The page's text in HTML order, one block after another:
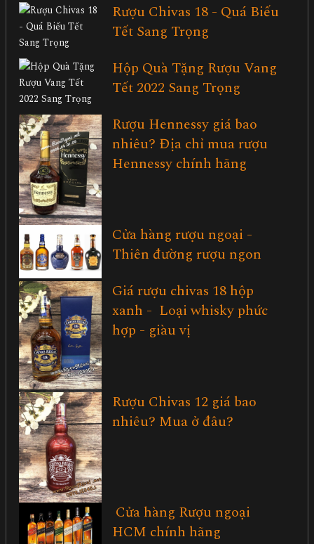
Rượu Chivas 18 - Quá Biếu
Tết Sang Trọng
Hộp Quà Tặng Rượu Vang
Tết 2022 Sang Trọng
Rượu Hennessy giá bao
nhiêu? Địa chỉ mua rượu
Hennessy chính hãng
Cửa hàng rượu ngoại -
Thiên đường rượu ngon
Giá rượu chivas 18 hộp
xanh - Loại whisky phức
hợp - giàu vị
Rượu Chivas 12 giá bao
nhiêu? Mua ở đâu?
Cửa hàng Rượu ngoại
HCM chính hãng